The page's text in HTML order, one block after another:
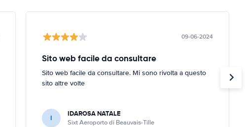
09-06-2024
Sito web facile da consultare
Sito web facile da consultare. Mi sono rivolta a questo
sito altre volte
I IDAROSA NATALE
Sixt Aeroporto di Beauvais-Tille